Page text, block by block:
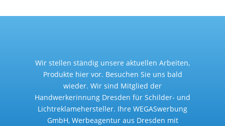
Wir stellen ständig unsere aktuellen Arbeiten,
Produkte hier vor. Besuchen Sie uns bald
wieder. Wir sind Mitglied der
Handwerkerinnung Dresden für Schilder- und
Lichtreklamehersteller. Ihre WEGASwerbung
GmbH, Werbeagentur aus Dresden mit